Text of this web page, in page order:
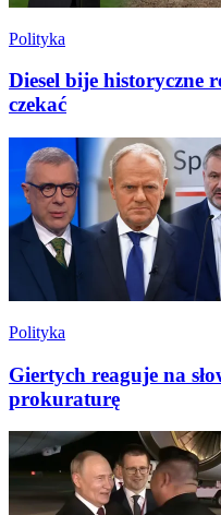
Polityka
Diesel bije historyczne
czekać
Polityka
Giertych reaguje na
prokuraturę